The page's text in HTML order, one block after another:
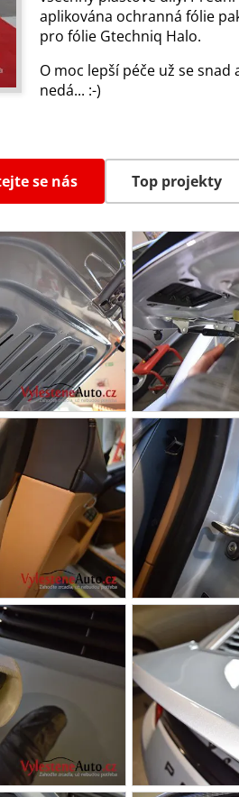
aplikována ochranná fólie
pro fólie Gtechniq Halo.
O moc lepší péče už se
nedá... :-)
se nás Top projekty